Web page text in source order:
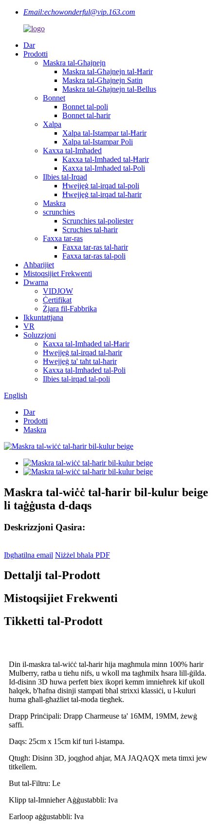
Email:echowonderful@vip.163.com
Dar
Prodotti
Maskra tal-Għajnejn
Maskra tal-Għajnejn tal-Ħarir
Maskra tal-Għajnejn Satin
Maskra tal-Għajnejn tal-Bellus
Bonnet
Bonnet tal-poli
Bonnet tal-ħarir
Xalpa
Xalpa tal-Istampar tal-Ħarir
Xalpa tal-Istampar Poli
Kaxxa tal-Imħaded
Kaxxa tal-Imħaded tal-Ħarir
Kaxxa tal-Imħaded tal-Poli
Ilbies tal-Irqad
Ħwejjeġ tal-irqad tal-poli
Ħwejjeġ tal-irqad tal-ħarir
Maskra
scrunchies
Scrunchies tal-poliester
Scruchies tal-ħarir
Faxxa tar-ras
Faxxa tar-ras tal-ħarir
Faxxa tar-ras tal-poli
Aħbarijiet
Mistoqsijiet Frekwenti
Dwarna
VIDJOW
Ċertifikat
Żjara fil-Fabbrika
Ikkuntattjana
VR
Soluzzjoni
Kaxxa tal-Imħaded tal-Ħarir
Ħwejjeġ tal-irqad tal-ħarir
Ħwejjeġ ta' taħt tal-ħarir
Kaxxa tal-Imħaded tal-Poli
Ilbies tal-irqad tal-poli
English
Dar
Prodotti
Maskra
Maskra tal-wiċċ tal-ħarir bil-kulur beige
li taġġusta d-daqs
Deskrizzjoni Qasira:
Ibgħatilna email Niżżel bħala PDF
Dettalji tal-Prodott
Mistoqsijiet Frekwenti
Tikketti tal-Prodott
Din il-maskra tal-wiċċ tal-ħarir hija magħmula minn 100% ħarir
Mulberry, ratba u tieħu nifs, u wkoll ma tagħmilx ħsara lill-ġilda.
Id-disinn 3D huwa perfett biex ikopri kemm imnieħrek kif ukoll
ħalqek, b'ħafna disinji stampati bħal strixxi klassiċi, u l-kuluri
huma għall-għażliet tal-moda tiegħek.
Drapp Prinċipali: Drapp Charmeuse ta' 16MM, 19MM, żewġ
saffi.
Daqs: 25cm x 15cm kif turi l-istampa.
Qtugħ: Disinn 3D, joqgħod aħjar, MA JAQAQX meta timxi jew
titkellem.
But tal-Filtru: Le
Klipp tal-Imnieħer Aġġustabbli: Iva
Earloop aġġustabbli: Iva